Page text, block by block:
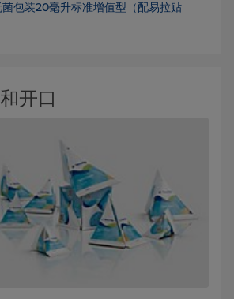
包装20毫升标准增值型（配易拉贴
开口